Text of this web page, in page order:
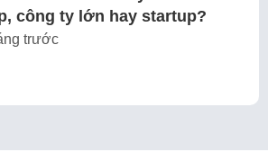
công ty lớn hay startup?
trước